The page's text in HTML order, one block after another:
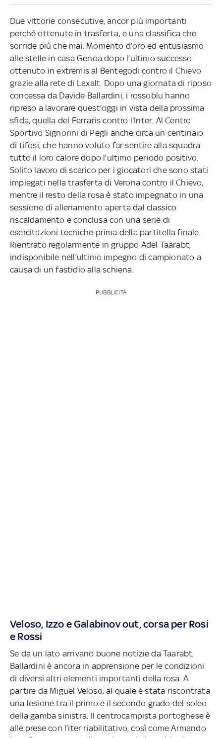
Due vittorie consecutive, ancor più importanti
perché ottenute in trasferta, e una classifica che
sorride più che mai. Momento d’oro ed entusiasmo
alle stelle in casa Genoa dopo l’ultimo successo
ottenuto in extremis al Bentegodi contro il Chievo
grazie alla rete di Laxalt. Dopo una giornata di riposo
concessa da Davide Ballardini, i rossoblu hanno
ripreso a lavorare quest’oggi in vista della prossima
sfida, quella del Ferraris contro l'Inter. Al Centro
Sportivo Signorini di Pegli anche circa un centinaio
di tifosi, che hanno voluto far sentire alla squadra
tutto il loro calore dopo l’ultimo periodo positivo.
Solito lavoro di scarico per i giocatori che sono stati
impiegati nella trasferta di Verona contro il Chievo,
mentre il resto della rosa è stato impegnato in una
sessione di allenamento aperta dal classico
riscaldamento e conclusa con una serie di
esercitazioni tecniche prima della partitella finale.
Rientrato regolarmente in gruppo Adel Taarabt,
indisponibile nell’ultimo impegno di campionato a
causa di un fastidio alla schiena.
PUBBLICITÀ
Veloso, Izzo e Galabinov out, corsa per Rosi
e Rossi
Se da un lato arrivano buone notizie da Taarabt,
Ballardini è ancora in apprensione per le condizioni
di diversi altri elementi importanti della rosa. A
partire da Miguel Veloso, al quale è stata riscontrata
una lesione tra il primo e il secondo grado del soleo
della gamba sinistra. Il centrocampista portoghese è
alle prese con l’iter riabilitativo, così come Armando